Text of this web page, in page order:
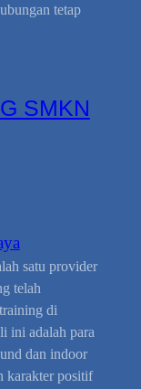
tetap
SMKN
satu provider
telah
di
ini adalah para
dan indoor
karakter positif